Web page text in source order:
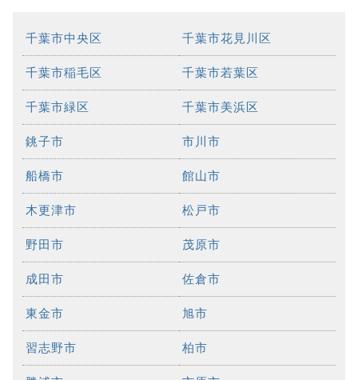
千葉市中央区 千葉市花見川区
千葉市稲毛区 千葉市若葉区
千葉市緑区 千葉市美浜区
銚子市 市川市
船橋市 館山市
木更津市 松戸市
野田市 茂原市
成田市 佐倉市
東金市 旭市
習志野市 柏市